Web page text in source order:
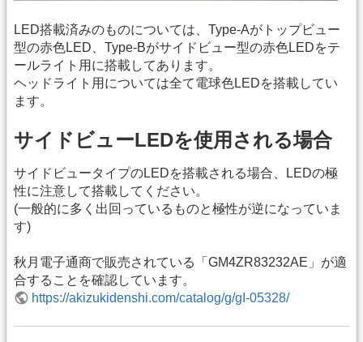
LED搭載済みのものについては、Type-Aがトップビュー
型の赤色LED、Type-Bがサイドビュー型の赤色LEDをテ
ールライト用に搭載してあります。
ヘッドライト用については全て電球色LEDを搭載してい
ます。
サイドビューLEDを使用される場合
サイドビュータイプのLEDを搭載される場合、LEDの極
性に注意して搭載してください。
(一般的に多く出回っているものと極性が逆になっていま
す)
秋月電子通商で販売されている「GM4ZR83232AE」が適
合することを確認しています。
https://akizukidenshi.com/catalog/g/gI-05328/